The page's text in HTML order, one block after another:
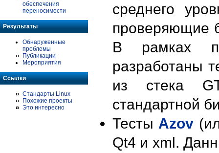
обеспечения
переносимости
Результаты
Обнаруженные
проблемы
Публикации
Мероприятия
Ссылки
Стандарты Linux
Похожие проекты
Это интересно
среднего
проверяющие
В рамках
разработаны
из стека
стандартной
Тесты Azov
Qt4 и xml.